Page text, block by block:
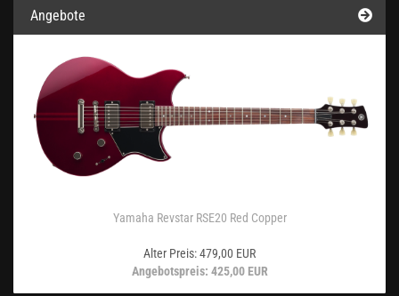
Angebote
Yamaha Revstar RSE20 Red Copper
Alter Preis: 479,00 EUR
Angebotspreis: 425,00 EUR